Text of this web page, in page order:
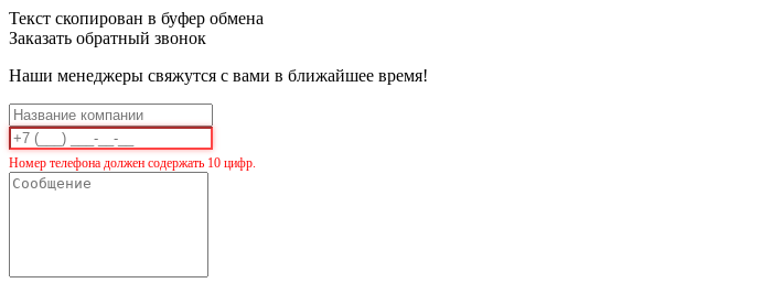
Текст скопирован в буфер обмена
Заказать обратный звонок
Наши менеджеры свяжутся с вами в ближайшее время!
Номер телефона должен содержать 10 цифр.